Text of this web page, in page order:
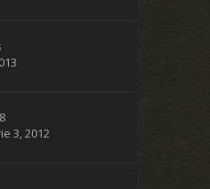
3, 2012